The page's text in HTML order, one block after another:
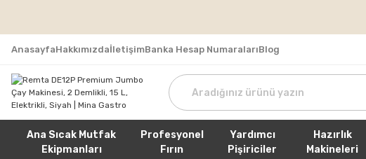
AnasayfaHakkımızdaİletişimBanka Hesap NumaralarıBlog
Ana Sıcak Mutfak
Ekipmanları
Profesyonel
Fırın
Yardımcı
Pişiriciler
Hazırlık
Makineleri